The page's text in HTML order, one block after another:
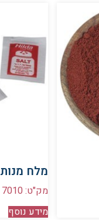
מלח מנות
מק"ט: 7010
מידע נוסף